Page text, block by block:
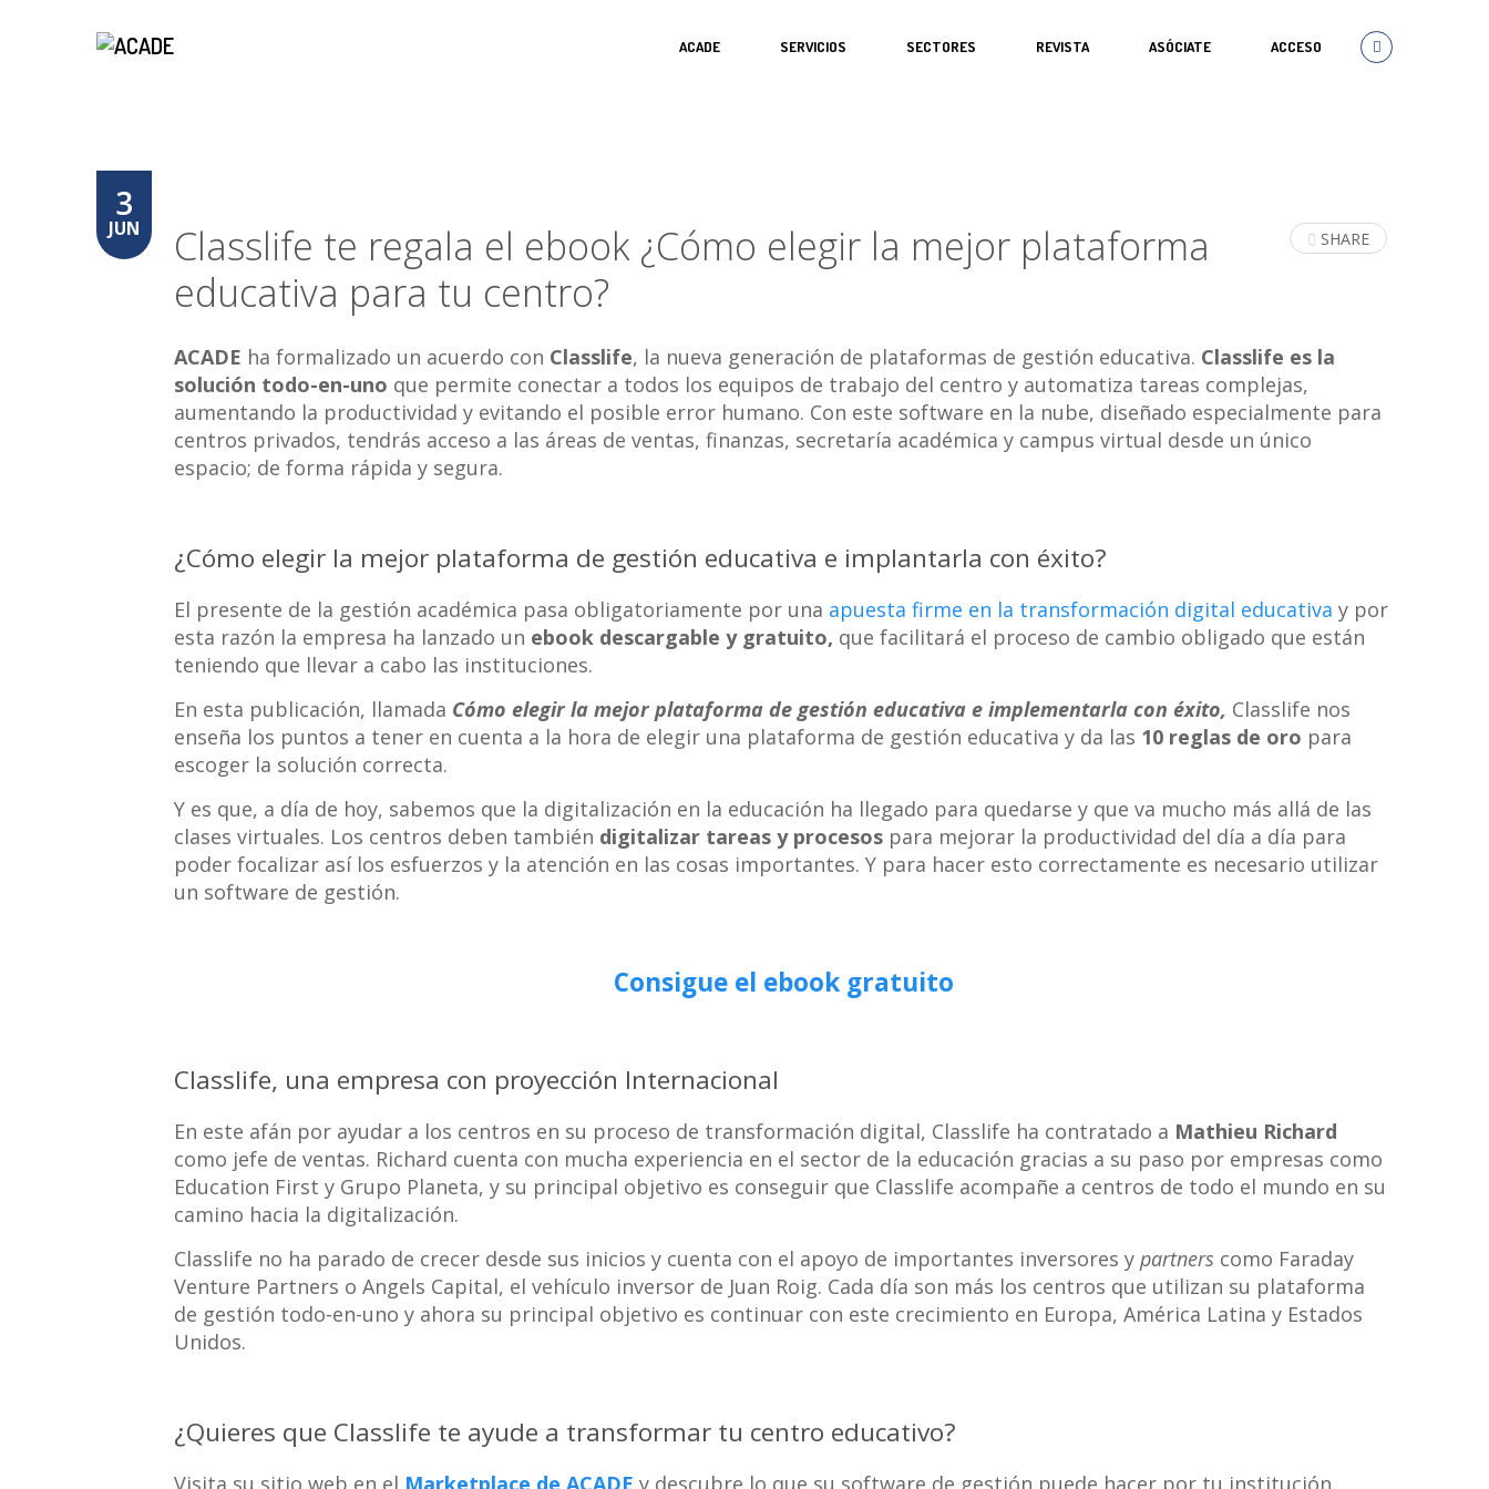
ACADE SERVICIOS SECTORES REVISTA ASÓCIATE ACCESO
3
JUN SHARE
Classlife te regala el ebook ¿Cómo elegir la mejor plataforma
educativa para tu centro?
ACADE ha formalizado un acuerdo con Classlife, la nueva generación de plataformas de gestión educativa. Classlife es la
solución todo-en-uno que permite conectar a todos los equipos de trabajo del centro y automatiza tareas complejas,
aumentando la productividad y evitando el posible error humano. Con este software en la nube, diseñado especialmente para
centros privados, tendrás acceso a las áreas de ventas, finanzas, secretaría académica y campus virtual desde un único
espacio; de forma rápida y segura.
¿Cómo elegir la mejor plataforma de gestión educativa e implantarla con éxito?
El presente de la gestión académica pasa obligatoriamente por una apuesta firme en la transformación digital educativa y por
esta razón la empresa ha lanzado un ebook descargable y gratuito, que facilitará el proceso de cambio obligado que están
teniendo que llevar a cabo las instituciones.
En esta publicación, llamada Cómo elegir la mejor plataforma de gestión educativa e implementarla con éxito, Classlife nos
enseña los puntos a tener en cuenta a la hora de elegir una plataforma de gestión educativa y da las 10 reglas de oro para
escoger la solución correcta.
Y es que, a día de hoy, sabemos que la digitalización en la educación ha llegado para quedarse y que va mucho más allá de las
clases virtuales. Los centros deben también digitalizar tareas y procesos para mejorar la productividad del día a día para
poder focalizar así los esfuerzos y la atención en las cosas importantes. Y para hacer esto correctamente es necesario utilizar
un software de gestión.
Consigue el ebook gratuito
Classlife, una empresa con proyección Internacional
En este afán por ayudar a los centros en su proceso de transformación digital, Classlife ha contratado a Mathieu Richard
como jefe de ventas. Richard cuenta con mucha experiencia en el sector de la educación gracias a su paso por empresas como
Education First y Grupo Planeta, y su principal objetivo es conseguir que Classlife acompañe a centros de todo el mundo en su
camino hacia la digitalización.
Classlife no ha parado de crecer desde sus inicios y cuenta con el apoyo de importantes inversores y partners como Faraday
Venture Partners o Angels Capital, el vehículo inversor de Juan Roig. Cada día son más los centros que utilizan su plataforma
de gestión todo-en-uno y ahora su principal objetivo es continuar con este crecimiento en Europa, América Latina y Estados
Unidos.
¿Quieres que Classlife te ayude a transformar tu centro educativo?
Visita su sitio web en el Marketplace de ACADE y descubre lo que su software de gestión puede hacer por tu institución.